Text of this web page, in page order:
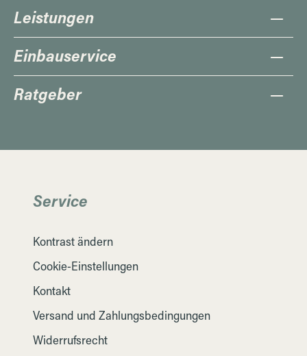
Leistungen
Einbauservice
Ratgeber
Service
Kontrast ändern
Cookie-Einstellungen
Kontakt
Versand und Zahlungsbedingungen
Widerrufsrecht